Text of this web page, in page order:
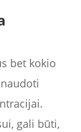
bet kokio
gali būti,